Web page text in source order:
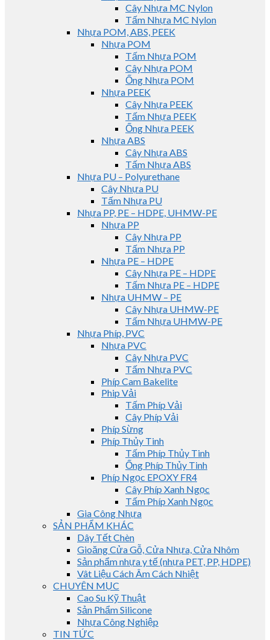
Cây Nhựa MC Nylon
Tấm Nhựa MC Nylon
Nhựa POM, ABS, PEEK
Nhựa POM
Tấm Nhựa POM
Cây Nhựa POM
Ống Nhựa POM
Nhựa PEEK
Cây Nhựa PEEK
Tấm Nhựa PEEK
Ống Nhựa PEEK
Nhựa ABS
Cây Nhựa ABS
Tấm Nhựa ABS
Nhựa PU – Polyurethane
Cây Nhựa PU
Tấm Nhựa PU
Nhựa PP, PE – HDPE, UHMW-PE
Nhựa PP
Cây Nhựa PP
Tấm Nhựa PP
Nhựa PE – HDPE
Cây Nhựa PE – HDPE
Tấm Nhựa PE – HDPE
Nhựa UHMW – PE
Cây Nhựa UHMW-PE
Tấm Nhựa UHMW-PE
Nhựa Phíp, PVC
Nhựa PVC
Cây Nhựa PVC
Tấm Nhựa PVC
Phíp Cam Bakelite
Phip Vải
Tấm Phíp Vải
Cây Phíp Vải
Phíp Sừng
Phíp Thủy Tinh
Tấm Phíp Thủy Tinh
Ống Phíp Thủy Tinh
Phíp Ngọc EPOXY FR4
Cây Phíp Xanh Ngọc
Tấm Phíp Xanh Ngọc
Gia Công Nhựa
SẢN PHẨM KHÁC
Dây Tết Chèn
Gioăng Cửa Gỗ, Cửa Nhựa, Cửa Nhôm
Sản phẩm nhựa y tế (nhựa PET, PP, HDPE)
Vât Liệu Cách Âm Cách Nhiệt
CHUYÊN MỤC
Cao Su Kỹ Thuật
Sản Phẩm Silicone
Nhựa Công Nghiệp
TIN TỨC